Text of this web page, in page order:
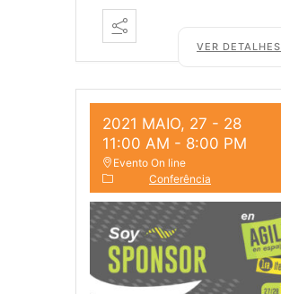
VER DETALHES
2021 MAIO, 27 - 28
11:00 AM - 8:00 PM
Evento On line
Conferência